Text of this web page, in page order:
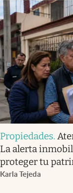
Propiedades.
La alerta
proteger tu
Karla Tejeda